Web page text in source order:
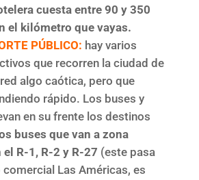
cuesta entre 90 y 350
el kilómetro que vayas.
PÚBLICO: hay varios
que recorren la ciudad de
algo caótica, pero que
rápido. Los buses y
en su frente los destinos
buses que van a zona
el R-1, R-2 y R-27 (este pasa
Las Américas, es